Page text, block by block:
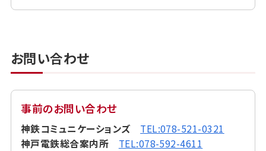
お問い合わせ
事前のお問い合わせ
神鉄コミュニケーションズ
TEL:078-521-0321
神戸電鉄総合案内所
TEL:078-592-4611